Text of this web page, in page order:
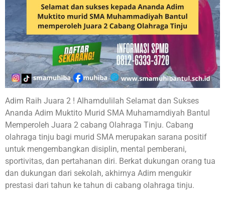
Adim Raih Juara 2 ! Alhamdulilah Selamat dan Sukses
Ananda Adim Muktito Murid SMA Muhamamdiyah Bantul
Memperoleh Juara 2 cabang Olahraga Tinju. Cabang
olahraga tinju bagi murid SMA merupakan sarana positif
untuk mengembangkan disiplin, mental pemberani,
sportivitas, dan pertahanan diri. Berkat dukungan orang tua
dan dukungan dari sekolah, akhirnya Adim mengukir
prestasi dari tahun ke tahun di cabang olahraga tinju.